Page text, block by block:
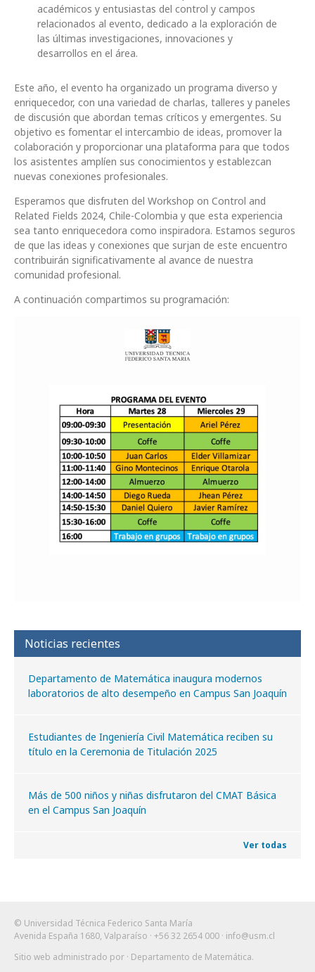
académicos y entusiastas del control y campos
relacionados al evento, dedicado a la exploración de
las últimas investigaciones, innovaciones y
desarrollos en el área.
Este año, el evento ha organizado un programa diverso y
enriquecedor, con una variedad de charlas, talleres y paneles
de discusión que abordan temas críticos y emergentes. Su
objetivo es fomentar el intercambio de ideas, promover la
colaboración y proporcionar una plataforma para que todos
los asistentes amplíen sus conocimientos y establezcan
nuevas conexiones profesionales.
Esperamos que disfruten del Workshop on Control and
Related Fields 2024, Chile-Colombia y que esta experiencia
sea tanto enriquecedora como inspiradora. Estamos seguros
de que las ideas y conexiones que surjan de este encuentro
contribuirán significativamente al avance de nuestra
comunidad profesional.
A continuación compartimos su programación:
Noticias recientes
Departamento de Matemática inaugura modernos
laboratorios de alto desempeño en Campus San Joaquín
Estudiantes de Ingeniería Civil Matemática reciben su
título en la Ceremonia de Titulación 2025
Más de 500 niños y niñas disfrutaron del CMAT Básica
en el Campus San Joaquín
Ver todas
© Universidad Técnica Federico Santa María
Avenida España 1680, Valparaíso · +56 32 2654 000 · info@usm.cl
Sitio web administrado por · Departamento de Matemática.